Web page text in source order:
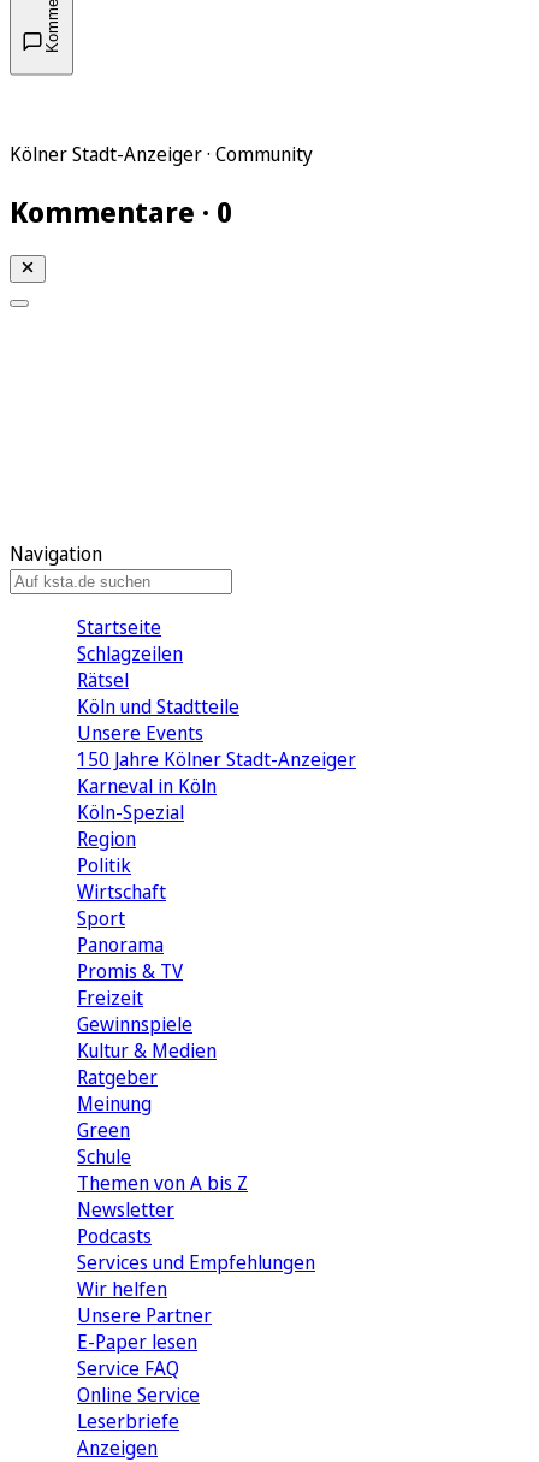
Kölner Stadt-Anzeiger · Community
Kommentare · 0
Navigation
Startseite
Schlagzeilen
Rätsel
Köln und Stadtteile
Unsere Events
150 Jahre Kölner Stadt-Anzeiger
Karneval in Köln
Köln-Spezial
Region
Politik
Wirtschaft
Sport
Panorama
Promis & TV
Freizeit
Gewinnspiele
Kultur & Medien
Ratgeber
Meinung
Green
Schule
Themen von A bis Z
Newsletter
Podcasts
Services und Empfehlungen
Wir helfen
Unsere Partner
E-Paper lesen
Service FAQ
Online Service
Leserbriefe
Anzeigen